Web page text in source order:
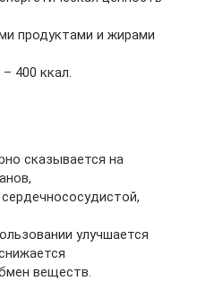
продуктами и жирами
400 ккал.
сказывается на
улучшается
веществ.